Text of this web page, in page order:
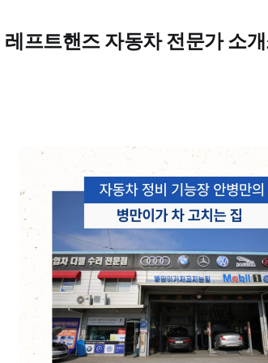
레프트핸즈 자동차 전문가 소